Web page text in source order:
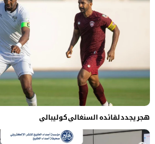
هجر يجدد لقائده السنغالي كوليبالي